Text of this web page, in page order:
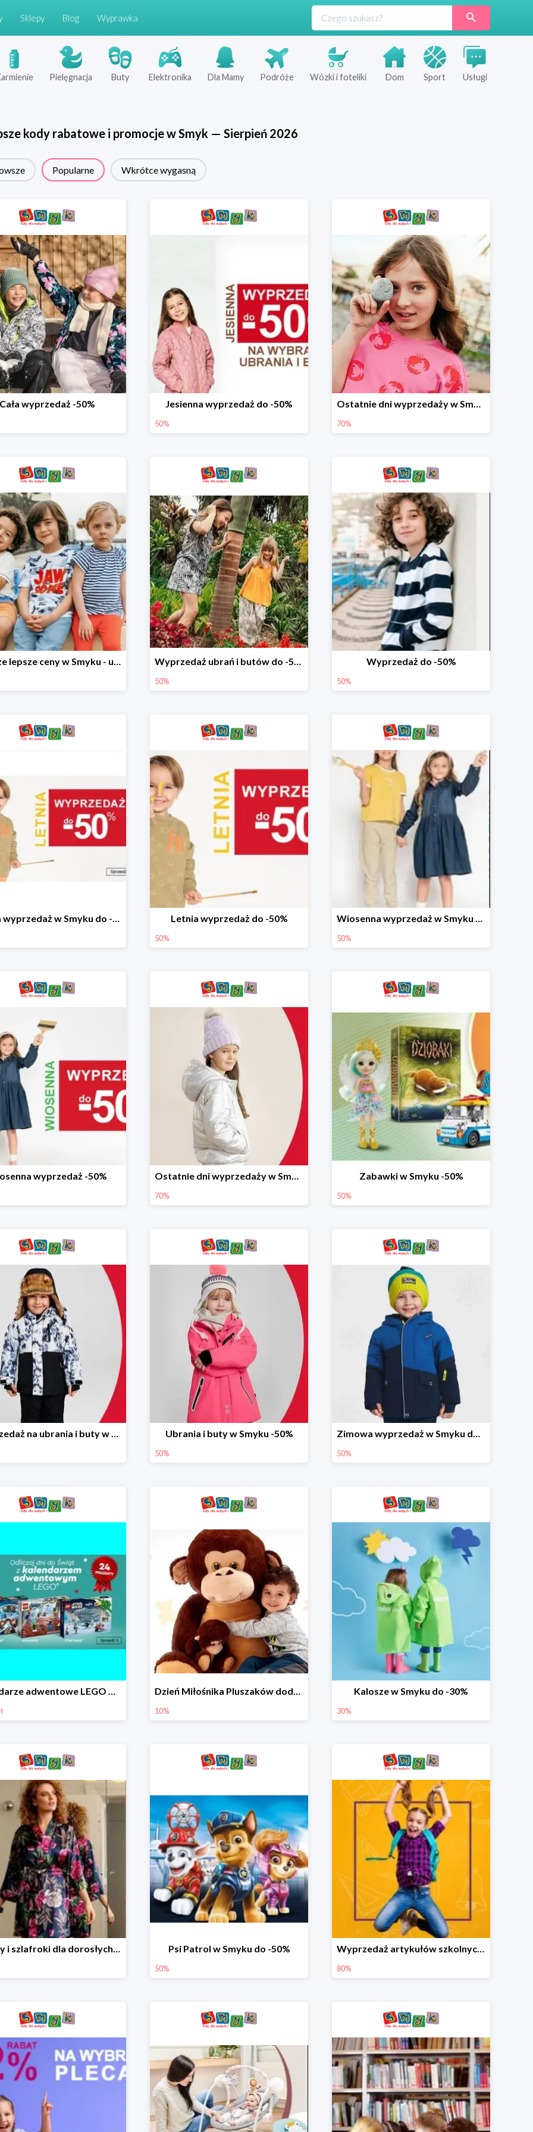
Sklepy Blog Wyprawka
Pielęgnacja Buty Elektronika Dla Mamy Podróże Wózki i foteliki Dom Sport Usługi
kody rabatowe i promocje wSmyk — Sierpień 2026
Popularne Wkrótce wygasną
wyprzedaż -50% Jesienna wyprzedaż do -50%
50%
Ostatnie dni wyprzedaży w Smyku - ubrania i buty do -70%
70%
Jeszcze lepsze ceny w Smyku - ubrania i buty do -70% Wyprzedaż ubrań i butów do -50%
50%
Wyprzedaż do -50%
50%
Letnia wyprzedaż w Smyku do -50% Letnia wyprzedaż do -50%
50%
Wiosenna wyprzedaż w Smyku do -50%
50%
wyprzedaż -50% Ostatnie dni wyprzedaży w Smyku do -70%
70%
Zabawki w Smyku -50%
50%
Wyprzedaż na ubrania i buty w Smyku do -70% Ubrania i buty w Smyku -50%
50%
Zimowa wyprzedaż w Smyku do -50%
50%
Kalendarze adwentowe LEGO w Smyku w super cenie Dzień Miłośnika Pluszaków dodatkowy rabat -10%
10%
Kalosze w Smyku do -30%
30%
Piżamy i szlafroki dla dorosłych w Smyku do -30% Psi Patrol w Smyku do -50%
50%
Wyprzedaż artykułów szkolnych w Smyku do -80%
80%